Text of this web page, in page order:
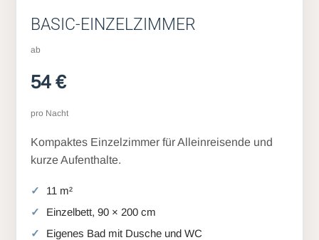
BASIC-EINZELZIMMER
ab
54 €
pro Nacht
Kompaktes Einzelzimmer für Alleinreisende und
kurze Aufenthalte.
11 m²
Einzelbett, 90 × 200 cm
Eigenes Bad mit Dusche und WC